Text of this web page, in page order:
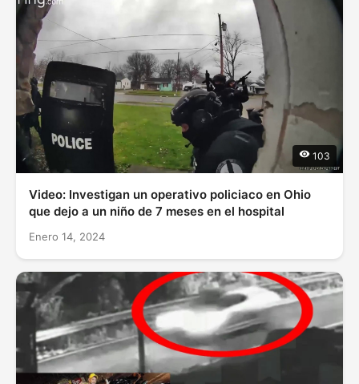
103
Video: Investigan un operativo policiaco en Ohio
que dejo a un niño de 7 meses en el hospital
Enero 14, 2024